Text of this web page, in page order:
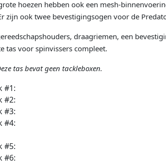
hoezen hebben ook een mesh-
zijn ook twee bevestigingsogen voor de
draagriemen, een
tas voor spinvissers compleet.
tas bevat geen tackleboxen.
#1:
#2:
#3:
#4:
#5:
#6: